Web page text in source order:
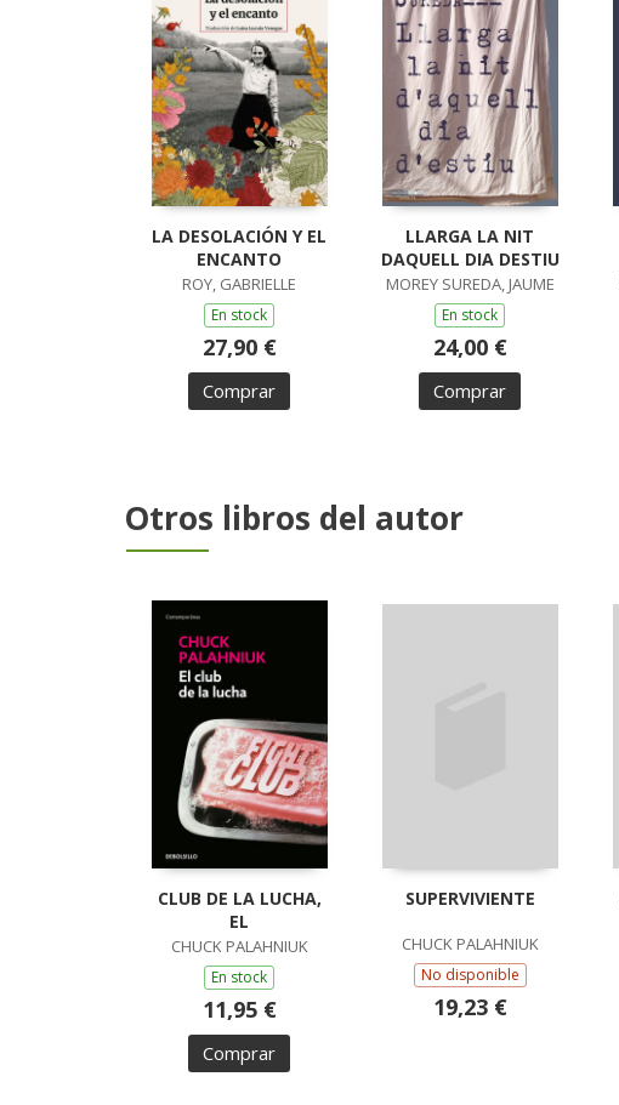
LA DESOLACIÓN Y EL
ENCANTO
ROY, GABRIELLE
En stock
27,90 €
Comprar
LLARGA LA NIT
DAQUELL DIA DESTIU
MOREY SUREDA, JAUME
En stock
24,00 €
Comprar
Otros libros del autor
CLUB DE LA LUCHA,
EL
CHUCK PALAHNIUK
En stock
11,95 €
Comprar
SUPERVIVIENTE
CHUCK PALAHNIUK
No disponible
19,23 €